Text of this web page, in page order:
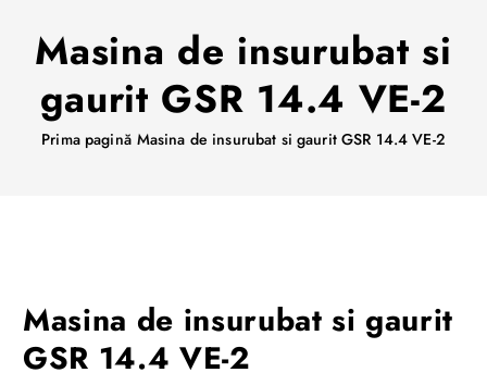
Masina de insurubat si
gaurit GSR 14.4 VE-2
Prima pagină Masina de insurubat si gaurit GSR 14.4 VE-2
Masina de insurubat si gaurit
GSR 14.4 VE-2